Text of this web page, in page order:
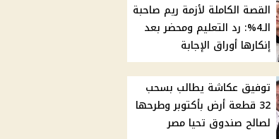
القصة الكاملة لأزمة ريم صاحبة
الـ4%: رد التعليم ومحضر بعد
إنكارها أوراق الإجابة
توفيق عكاشة يطالب بسحب
32 قطعة أرض بأكتوبر وطرحها
لصالح صندوق تحيا مصر